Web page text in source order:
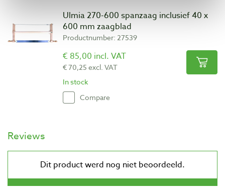
Ulmia 270-600 spanzaag inclusief 40 x
600 mm zaagblad
Productnumber: 27539
€ 85,00 incl. VAT
€ 70,25 excl. VAT
In stock
Compare
Reviews